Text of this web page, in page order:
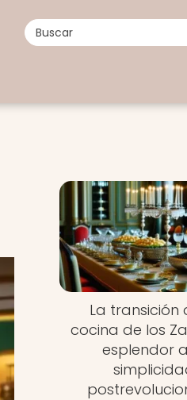
La transición
cocina de los
esplendor